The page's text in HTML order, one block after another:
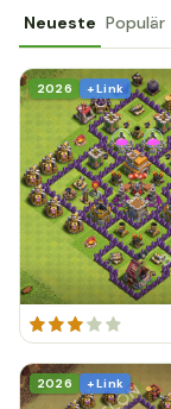
Neueste Populär
2026 + Link
2026 + Link